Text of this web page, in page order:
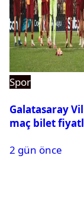
Spor
Galatasaray
maç bilet
2 gün önce